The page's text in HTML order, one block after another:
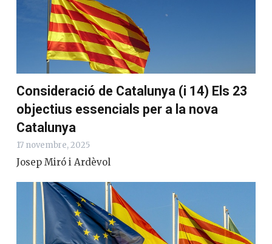
Consideració de Catalunya (i 14) Els 23
objectius essencials per a la nova
Catalunya
17 novembre, 2025
Josep Miró i Ardèvol